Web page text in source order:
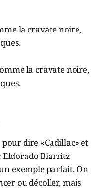
la cravate noire,
dire «Cadillac» et
Eldorado Biarritz
exemple parfait. On
ou décoller, mais